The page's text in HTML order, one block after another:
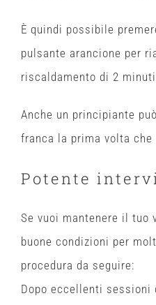
È quindi possibile
pulsante arancione per
riscaldamento di 2
Anche un principiante
franca la prima volta che
Potente
Se vuoi mantenere il tuo
buone condizioni per
procedura da seguire:
Dopo eccellenti sessioni